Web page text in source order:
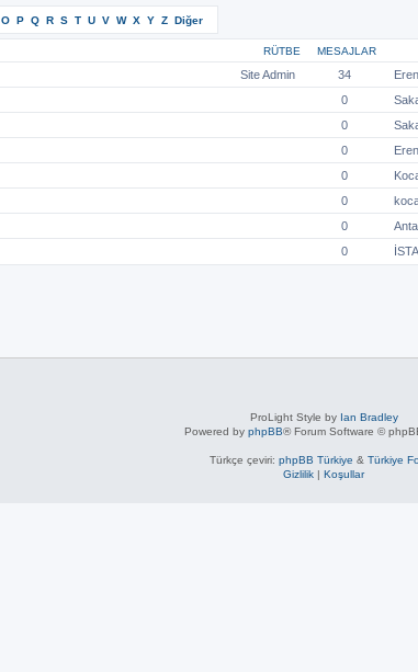
O P Q R S T U V W X Y Z Diğer
RÜTBE MESAJLAR
Site Admin 34
0
0
0
0
0
0
0
ProLight Style by Ian Bradley
Powered by phpBB® Forum Software ©
Türkçe çeviri: phpBB Türkiye & Türkiye
Gizlilik | Koşullar